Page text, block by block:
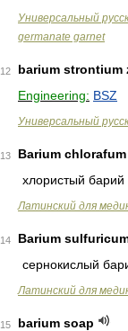
Универсальный
germanate garnet
12
barium strontium
Engineering: BSZ
Универсальный
13
Barium chlorafum
хлористый барий
Латинский для
14
Barium
сернокислый
Латинский для
15
barium soap